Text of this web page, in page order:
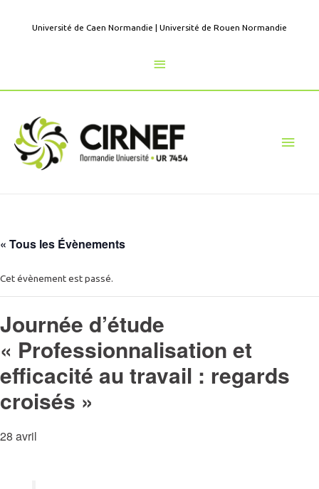
Université de Caen Normandie | Université de Rouen Normandie
Au
dessus
l'en-
« Tous les Évènements
Cet évènement est passé.
Journée d’étude
« Professionnalisation et
efficacité au travail : regards
croisés »
28 avril